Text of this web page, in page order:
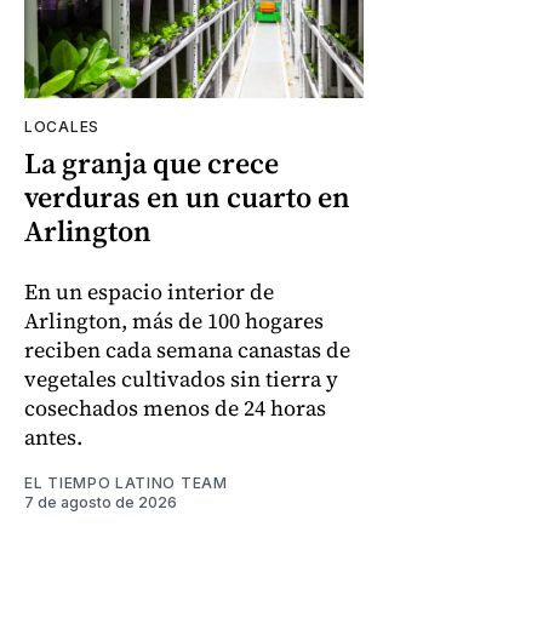
LOCALES
La granja que crece
verduras en un cuarto en
Arlington
En un espacio interior de
Arlington, más de 100 hogares
reciben cada semana canastas de
vegetales cultivados sin tierra y
cosechados menos de 24 horas
antes.
EL TIEMPO LATINO TEAM
7 de agosto de 2026